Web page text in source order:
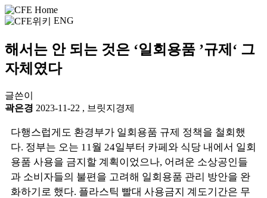
ENG
해서는 안 되는 것은 ‘일회용품 ’규제‘ 그
자체였다
글쓴이
곽은경 2023-11-22 , 브릿지경제
다행스럽게도 환경부가 일회용품 규제 정책을 철회했
다. 정부는 오는 11월 24일부터 카페와 식당 내에서 일회
용품 사용을 금지할 계획이었으나, 어려운 소상공인들
과 소비자들의 불편을 고려해 일회용품 관리 방안을 완
화하기로 했다. 플라스틱 빨대 사용금지 계도기간은 무